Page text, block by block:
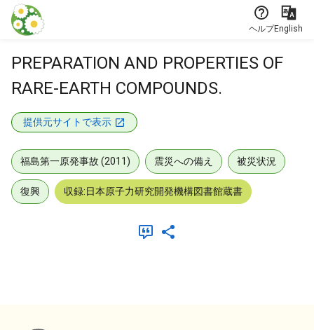
本文に飛ぶ
ヘルプEnglish
PREPARATION AND PROPERTIES OF
RARE-EARTH COMPOUNDS.
提供元サイトで表示
福島第一原発事故 (2011) 震災への備え 被災状況
復興 収録:日本原子力研究開発機構図書館蔵書